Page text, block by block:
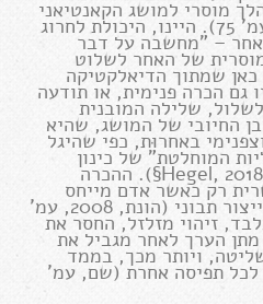
מוסרי למושג הקאנטיאני
של "הכרת הכבוד" (שם, עמ' 75). היינו, היכולת לחרוג
– "מחשבה על דבר
של האחר לשלוט
76). נאמר כאן שמתוך הדיאלקטיקה
גם הכרה פנימית, או תודעה
שלילה המובנית
החיובי של המושג, שהיא
באחרוּת, כפי שהיגל
המוחלטת" של כינון
ההיות-עבור-עצמו (Hegel, 2018, 194§). ההכרה
רק כאשר אדם מייחס
לזולתו ערך בלתי מותנה כייצור תבוני (הונת, 2008, עמ'
זיהוי מזלזל, החסר את
הערך לאחר מגביל את
ויותר מכך, בממד
לכל תפיסה אחרת (שם, עמ'